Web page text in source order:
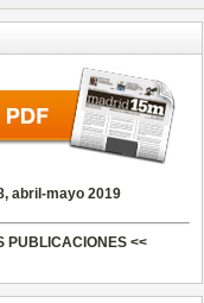
abril-mayo 2019
PUBLICACIONES <<